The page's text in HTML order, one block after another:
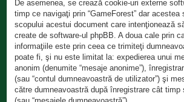
De asemenea, se crează cookie-uri externe
timp ce navigaţi prin “GameForest” dar acestea
scopului acestui document care intenţionează
create de software-ul phpBB. A doua cale prin
informaţiile este prin ceea ce trimiteţi
poate fi, şi nu este limitat la: expedierea unui
anonim (denumite “mesaje anonime”),
(sau “contul dumneavoastră de utilizator”) şi
către dumneavoastră după înregistrare cât